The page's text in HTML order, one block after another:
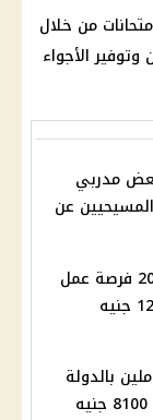
من خلال
الأجواء
مدربي
المسيحيين عن
وزارة العمل تطرح أكثر من 200 فرصة عمل
يوليو 2026 للعاملين بالدولة